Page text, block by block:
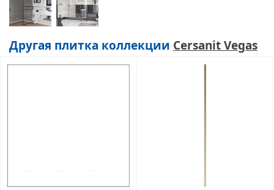
Другая плитка коллекции Cersanit Vegas